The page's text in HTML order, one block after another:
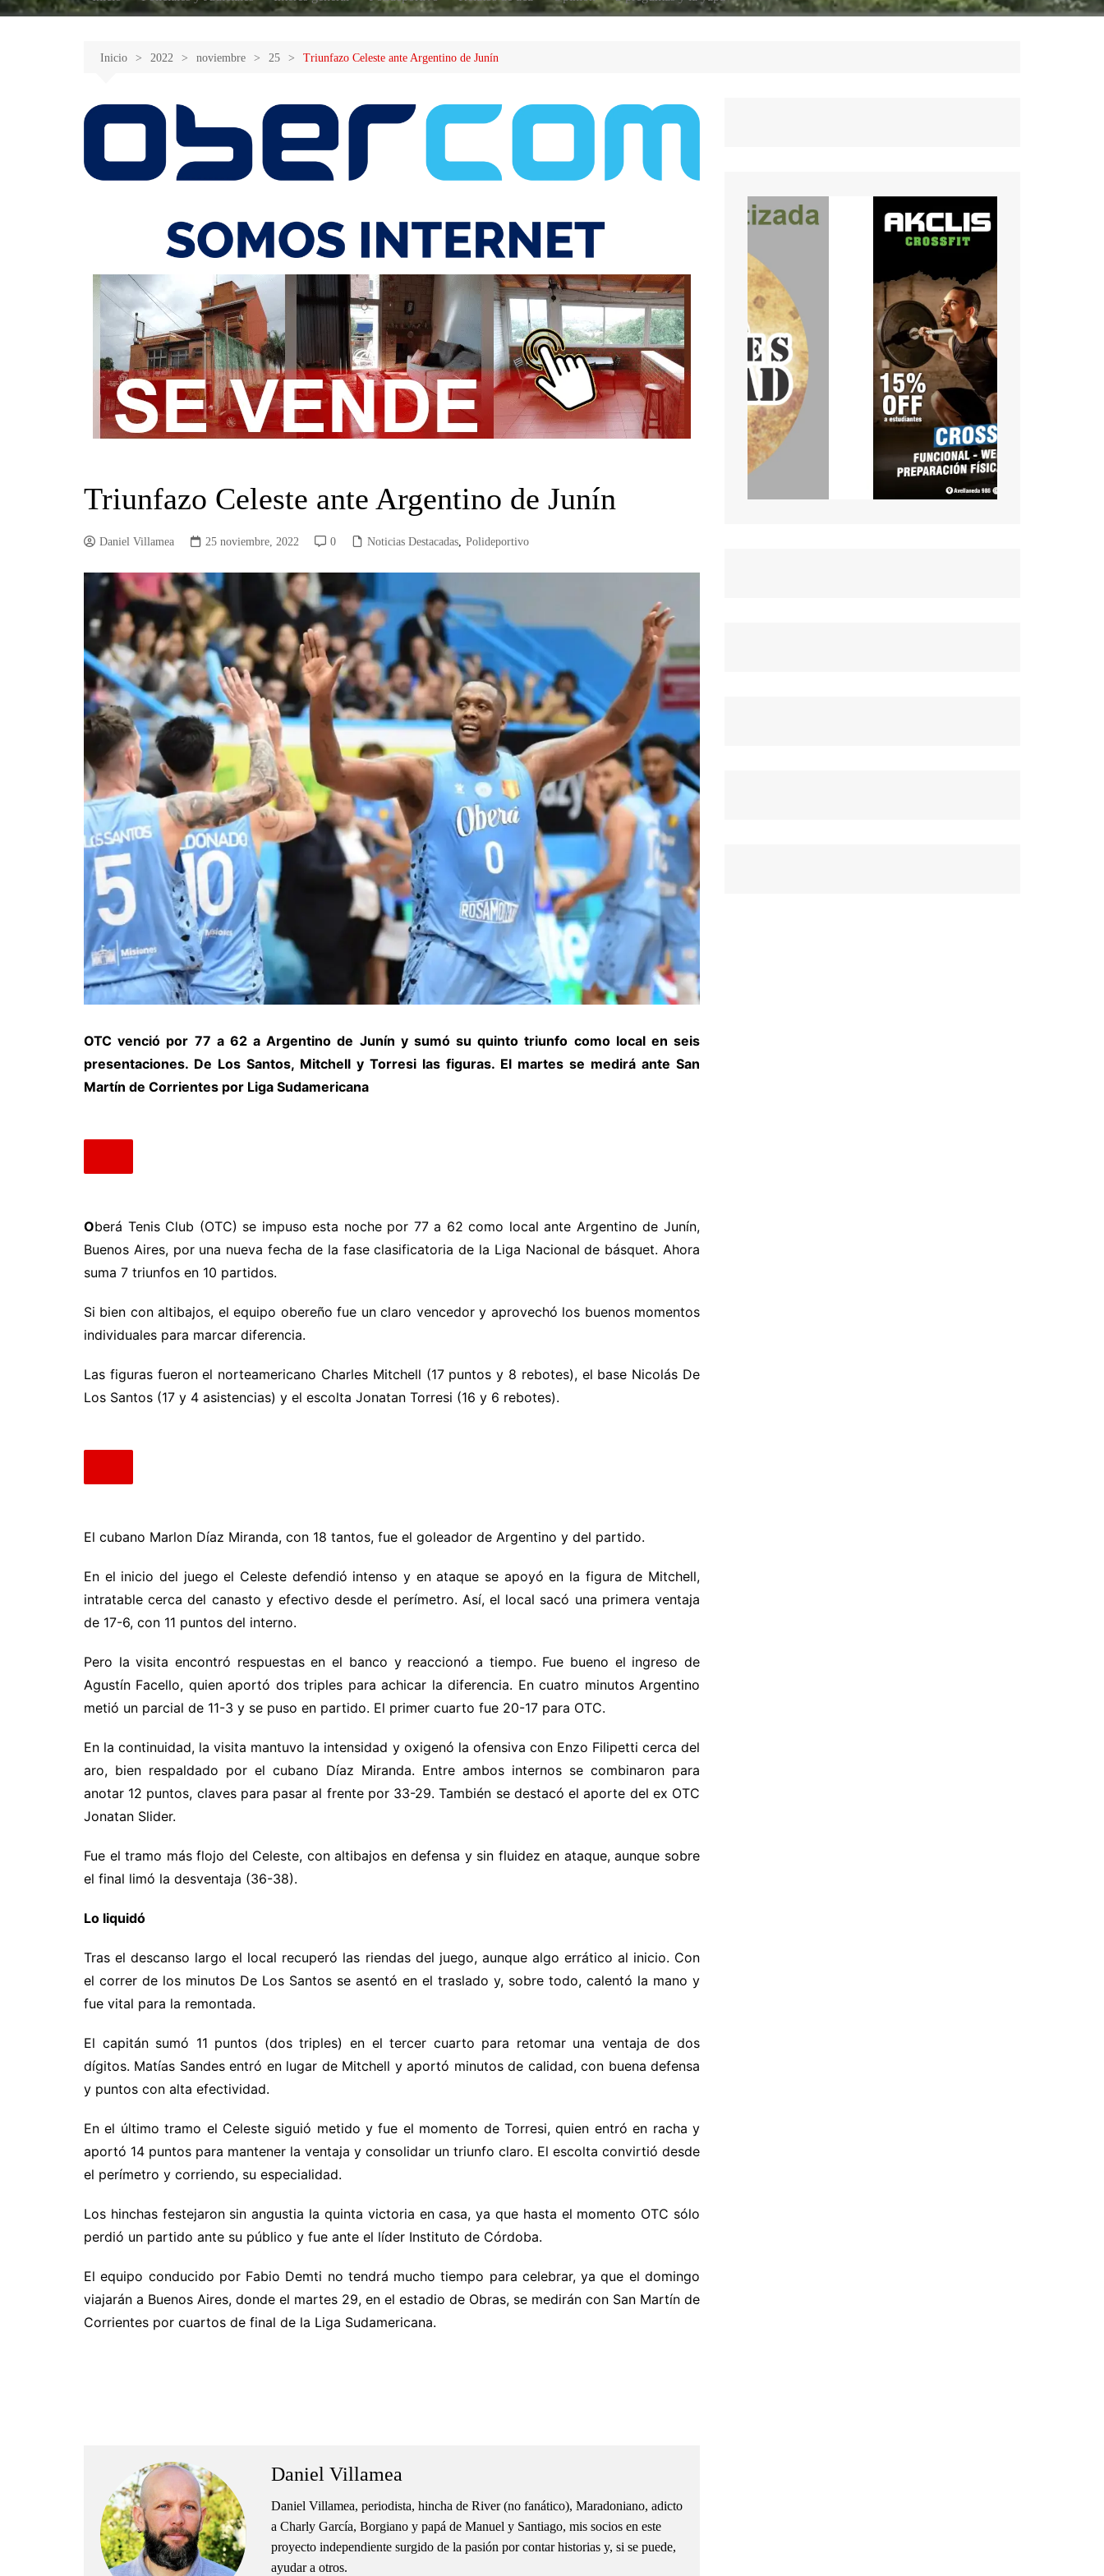
Inicio 2022 noviembre 25 Triunfazo Celeste ante Argentino de Junín
Triunfazo Celeste ante Argentino de Junín
Daniel Villamea 25 noviembre, 2022 0 Noticias Destacadas, Polideportivo
OTC venció por 77 a 62 a Argentino de Junín y sumó su quinto triunfo como local en seis
presentaciones. De Los Santos, Mitchell y Torresi las figuras. El martes se medirá ante San
Martín de Corrientes por Liga Sudamericana
Oberá Tenis Club (OTC) se impuso esta noche por 77 a 62 como local ante Argentino de Junín,
Buenos Aires, por una nueva fecha de la fase clasificatoria de la Liga Nacional de básquet. Ahora
suma 7 triunfos en 10 partidos.
Si bien con altibajos, el equipo obereño fue un claro vencedor y aprovechó los buenos momentos
individuales para marcar diferencia.
Las figuras fueron el norteamericano Charles Mitchell (17 puntos y 8 rebotes), el base Nicolás De
Los Santos (17 y 4 asistencias) y el escolta Jonatan Torresi (16 y 6 rebotes).
El cubano Marlon Díaz Miranda, con 18 tantos, fue el goleador de Argentino y del partido.
En el inicio del juego el Celeste defendió intenso y en ataque se apoyó en la figura de Mitchell,
intratable cerca del canasto y efectivo desde el perímetro. Así, el local sacó una primera ventaja
de 17-6, con 11 puntos del interno.
Pero la visita encontró respuestas en el banco y reaccionó a tiempo. Fue bueno el ingreso de
Agustín Facello, quien aportó dos triples para achicar la diferencia. En cuatro minutos Argentino
metió un parcial de 11-3 y se puso en partido. El primer cuarto fue 20-17 para OTC.
En la continuidad, la visita mantuvo la intensidad y oxigenó la ofensiva con Enzo Filipetti cerca del
aro, bien respaldado por el cubano Díaz Miranda. Entre ambos internos se combinaron para
anotar 12 puntos, claves para pasar al frente por 33-29. También se destacó el aporte del ex OTC
Jonatan Slider.
Fue el tramo más flojo del Celeste, con altibajos en defensa y sin fluidez en ataque, aunque sobre
el final limó la desventaja (36-38).
Lo liquidó
Tras el descanso largo el local recuperó las riendas del juego, aunque algo errático al inicio. Con
el correr de los minutos De Los Santos se asentó en el traslado y, sobre todo, calentó la mano y
fue vital para la remontada.
El capitán sumó 11 puntos (dos triples) en el tercer cuarto para retomar una ventaja de dos
dígitos. Matías Sandes entró en lugar de Mitchell y aportó minutos de calidad, con buena defensa
y puntos con alta efectividad.
En el último tramo el Celeste siguió metido y fue el momento de Torresi, quien entró en racha y
aportó 14 puntos para mantener la ventaja y consolidar un triunfo claro. El escolta convirtió desde
el perímetro y corriendo, su especialidad.
Los hinchas festejaron sin angustia la quinta victoria en casa, ya que hasta el momento OTC sólo
perdió un partido ante su público y fue ante el líder Instituto de Córdoba.
El equipo conducido por Fabio Demti no tendrá mucho tiempo para celebrar, ya que el domingo
viajarán a Buenos Aires, donde el martes 29, en el estadio de Obras, se medirán con San Martín de
Corrientes por cuartos de final de la Liga Sudamericana.
Daniel Villamea
Daniel Villamea, periodista, hincha de River (no fanático), Maradoniano, adicto
a Charly García, Borgiano y papá de Manuel y Santiago, mis socios en este
proyecto independiente surgido de la pasión por contar historias y, si se puede,
ayudar a otros.